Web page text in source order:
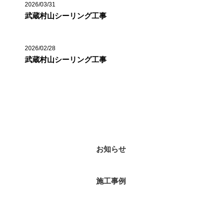
2026/03/31
武蔵村山シーリング工事
2026/02/28
武蔵村山シーリング工事
お知らせ
施工事例